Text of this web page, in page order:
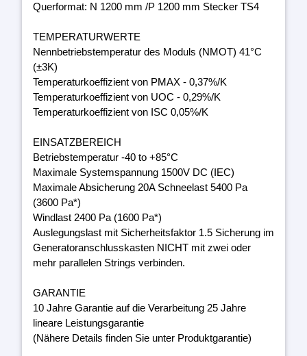
Querformat: N 1200 mm /P 1200 mm Stecker TS4
TEMPERATURWERTE
Nennbetriebstemperatur des Moduls (NMOT) 41°C
(±3K)
Temperaturkoeffizient von PMAX - 0,37%/K
Temperaturkoeffizient von UOC - 0,29%/K
Temperaturkoeffizient von ISC 0,05%/K
EINSATZBEREICH
Betriebstemperatur -40 to +85°C
Maximale Systemspannung 1500V DC (IEC)
Maximale Absicherung 20A Schneelast 5400 Pa
(3600 Pa*)
Windlast 2400 Pa (1600 Pa*)
Auslegungslast mit Sicherheitsfaktor 1.5 Sicherung im
Generatoranschlusskasten NICHT mit zwei oder
mehr parallelen Strings verbinden.
GARANTIE
10 Jahre Garantie auf die Verarbeitung 25 Jahre
lineare Leistungsgarantie
(Nähere Details finden Sie unter Produktgarantie)